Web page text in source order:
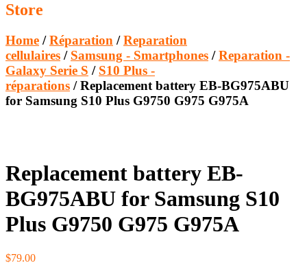
Store
Home /Réparation /Reparation
cellulaires / Samsung - Smartphones /Reparation -
Galaxy Serie S / S10 Plus -
réparations / Replacement battery EB-BG975ABU
for Samsung S10 Plus G9750 G975 G975A
Replacement battery EB-
BG975ABU for Samsung S10
Plus G9750 G975 G975A
$79.00